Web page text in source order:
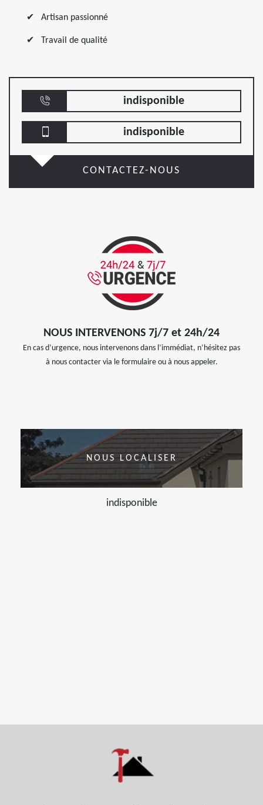
Artisan passionné
Travail de qualité
indisponible
indisponible
CONTACTEZ-NOUS
NOUS INTERVENONS 7j/7 et 24h/24
En cas d’urgence, nous intervenons dans l’immédiat, n’hésitez pas
à nous contacter via le formulaire ou à nous appeler.
NOUS LOCALISER
indisponible